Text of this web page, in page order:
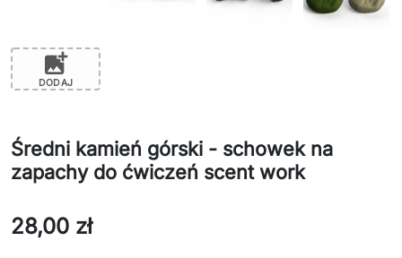
add_photo_alternate
DODAJ
Średni kamień górski - schowek na
zapachy do ćwiczeń scent work
28,00 zł